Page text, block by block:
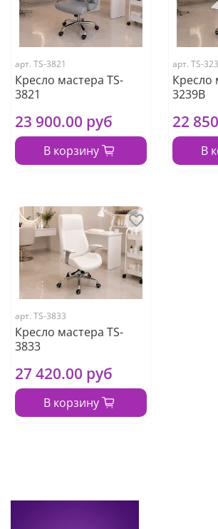
арт. TS-3821
Кресло мастера TS-
3821
23 900.00 руб
В корзину
арт. TS-
Кресло
3239B
22
В
арт. TS-3833
Кресло мастера TS-
3833
27 420.00 руб
В корзину